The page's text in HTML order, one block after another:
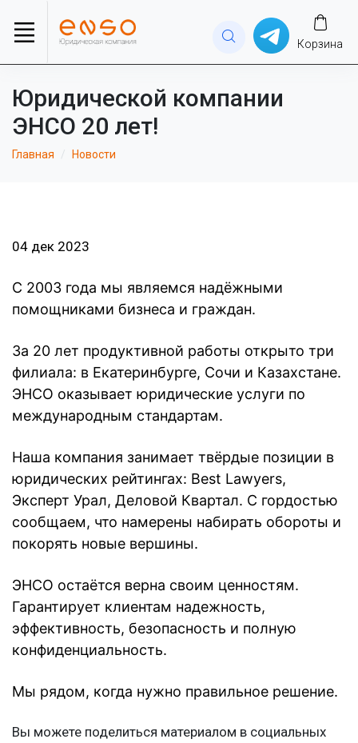
Корзина
Юридической компании
ЭНСО 20 лет!
Главная Новости
04 дек 2023
С 2003 года мы являемся надёжными
помощниками бизнеса и граждан.
За 20 лет продуктивной работы открыто три
филиала: в Екатеринбурге, Сочи и Казахстане.
ЭНСО оказывает юридические услуги по
международным стандартам.
Наша компания занимает твёрдые позиции в
юридических рейтингах: Best Lawyers,
Эксперт Урал, Деловой Квартал. С гордостью
сообщаем, что намерены набирать обороты и
покорять новые вершины.
ЭНСО остаётся верна своим ценностям.
Гарантирует клиентам надежность,
эффективность, безопасность и полную
конфиденциальность.
Мы рядом, когда нужно правильное решение.
Вы можете поделиться материалом в социальных